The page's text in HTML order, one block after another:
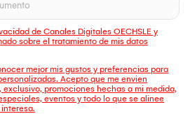
de Canales Digitales OECHSLE y
sobre el tratamiento de mis datos
mejor mis gustos y preferencias para
Acepto que me envien
promociones hechas a mi medida,
eventos y todo lo que se alinee